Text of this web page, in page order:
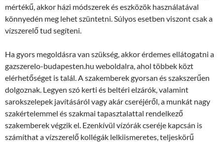
mértékű, akkor házi módszerek és eszközök használatával
könnyedén meg lehet szüntetni. Súlyos esetben viszont csak a
vízszerelő tud segíteni.
Ha gyors megoldásra van szükség, akkor érdemes ellátogatni a
gazszerelo-budapesten.hu weboldalra, ahol többek közt
elérhetőséget is talál. A szakemberek gyorsan és szakszerűen
dolgoznak. Legyen szó kerti és beltéri elzárók, valamint
sarokszelepek javításáról vagy akár cseréjéről, a munkát nagy
szakértelemmel és szakmai tapasztalattal rendelkező
szakemberek végzik el. Ezenkívül vízórák cseréje kapcsán is
számíthat a vízszerelő kollégák lelkiismeretes, teljeskörű